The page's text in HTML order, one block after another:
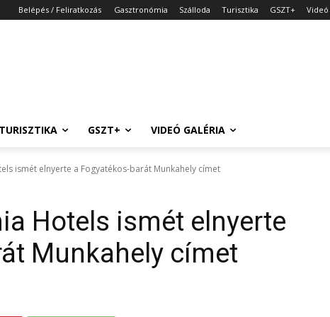
Belépés / Feliratkozás Gasztronómia Szálloda Turisztika GSZT+ Videó
TURISZTIKA GSZT+ VIDEÓ GALÉRIA
ismét elnyerte a Fogyatékos-barát Munkahely címet
Hotels ismét elnyerte
Munkahely címet